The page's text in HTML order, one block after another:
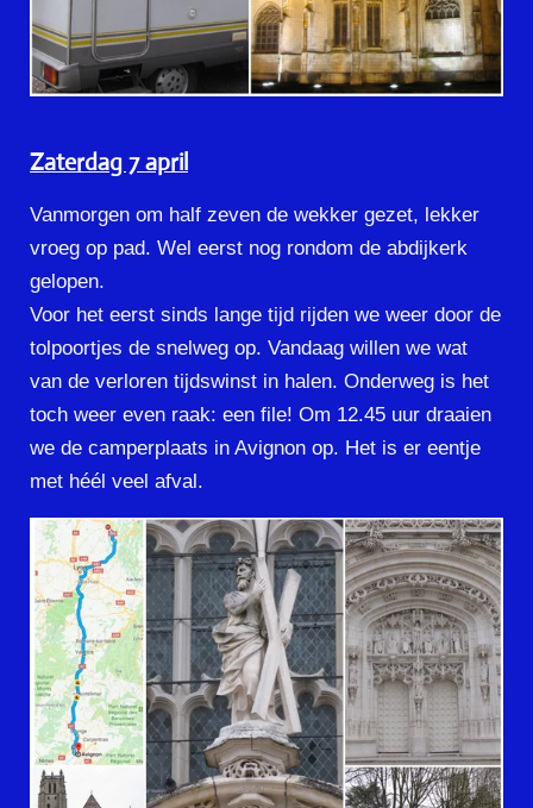
Zaterdag 7 april
Vanmorgen om half zeven de wekker gezet, lekker
vroeg op pad. Wel eerst nog rondom de abdijkerk
gelopen.
Voor het eerst sinds lange tijd rijden we weer door de
tolpoortjes de snelweg op. Vandaag willen we wat
van de verloren tijdswinst in halen. Onderweg is het
toch weer even raak: een file! Om 12.45 uur draaien
we de camperplaats in Avignon op. Het is er eentje
met héél veel afval.